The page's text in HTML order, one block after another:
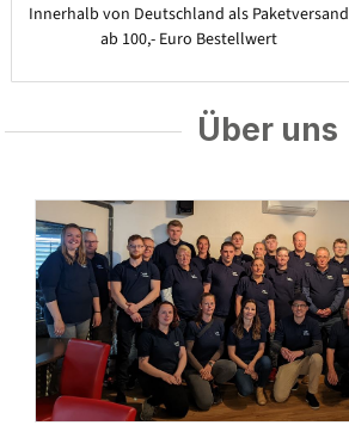
Innerhalb von Deutschland als Paketversand
ab 100,- Euro Bestellwert
Über uns